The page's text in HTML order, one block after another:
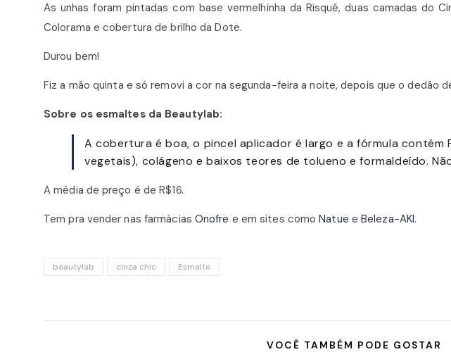
As unhas foram pintadas com base vermelhinha da Risqué, duas camadas do
Colorama e cobertura de brilho da Dote.
Durou bem!
Fiz a mão quinta e só removi a cor na segunda-feira a noite, depois que o dedão
Sobre os esmaltes da Beautylab:
A cobertura é boa, o pincel aplicador é largo e a fórmula contém
vegetais), colágeno e baixos teores de tolueno e formaldeído.
A média de preço é de R$16.
Tem pra vender nas farmácias Onofre e em sites comoNatue eBeleza-AKI.
beautylab cinza chic Esmalte
VOCÊ TAMBÉM PODE GOSTAR